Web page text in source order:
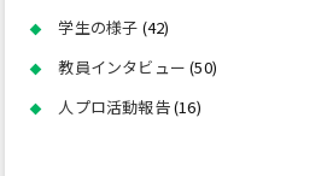
学生の様子 (42)
教員インタビュー (50)
人プロ活動報告(16)